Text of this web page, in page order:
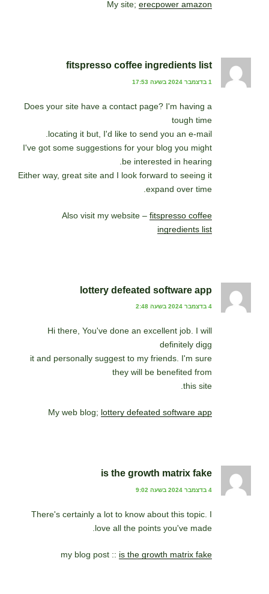
My site; erecpower amazon
fitspresso coffee ingredients list
1 בדצמבר 2024 בשעה 17:53
Does your site have a contact page? I'm having a
tough time
locating it but, I'd like to send you an e-mail.
I've got some suggestions for your blog you might
be interested in hearing.
Either way, great site and I look forward to seeing it
expand over time.
Also visit my website – fitspresso coffee
ingredients list
lottery defeated software app
4 בדצמבר 2024 בשעה 2:48
Hi there, You've done an excellent job. I will
definitely digg
it and personally suggest to my friends. I'm sure
they will be benefited from
this site.
My web blog; lottery defeated software app
is the growth matrix fake
4 בדצמבר 2024 בשעה 9:02
There's certainly a lot to know about this topic. I
love all the points you've made.
my blog post :: is the growth matrix fake